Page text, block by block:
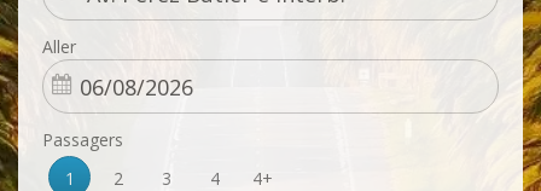
Aller
Passagers
1
2 3 4 4+